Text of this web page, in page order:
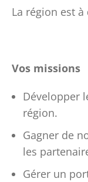
La région est
Vos missions
Développer
région.
Gagner de
les
Gérer un